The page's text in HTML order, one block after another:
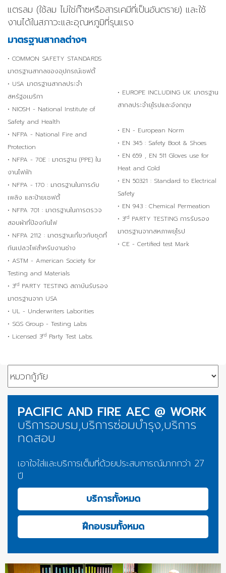
แตรลม (ใช้ลม ไม่ใช่ก๊าซหรือสารเคมีที่เป็นอันตราย) และใช้
งานได้ในสภาวะและอุณหภูมิที่รุนแรง
มาตรฐานสากลต่างๆ
• COMMON SAFETY STANDARDS
มาตรฐานสากลของอุปกรณ์เซฟตี้
• USA มาตรฐานสากลประจำ
สหรัฐอเมริกา
• NIOSH - National Institute of
Safety and Health
• NFPA - National Fire and
Protection
• NFPA - 70E : มาตรฐาน (PPE) ใน
งานไฟฟ้า
• NFPA - 170 : มาตรฐานในการดับ
เพลิง และป้ายเซฟตี้
• NFPA 701 : มาตรฐานในการตรวจ
สอบผ้าที่ป้องกันไฟ
• NFPA 2112 : มาตรฐานเกี่ยวกับชุดที่
กันเปลวไฟสำหรับงานช่าง
• ASTM - American Society for
Testing and Materials
• 3rd PARTY TESTING สถาบันรับรอง
มาตรฐานจาก USA
• UL - Underwriters Laborities
• SGS Group - Testing Labs
• Licensed 3rd Party Test Labs.
• EUROPE INCLUDING UK มาตรฐาน
สากลประจำยุโรปและอังกฤษ
• EN - European Norm
• EN 345 : Safety Boot & Shoes
• EN 659 , EN 511 Gloves use for
Heat and Cold
• EN 50321 : Standard to Electrical
Safety
• EN 943 : Chemical Permeation
• 3rd PARTY TESTING การรับรอง
มาตรฐานจากสหภาพยุโรป
• CE - Certified test Mark
PACIFIC AND FIRE AEC @ WORK
บริการอบรม,บริการซ่อมบำรุง,บริการ
ทดสอบ
เอาใจใส่และบริการเต็มที่ด้วยประสบการณ์มากกว่า 27
ปี
บริการทั้งหมด
ฝึกอบรมทั้งหมด